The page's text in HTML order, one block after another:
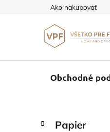
Ako nakupovať
Obchodné
B
kategórie
K
a
Papier